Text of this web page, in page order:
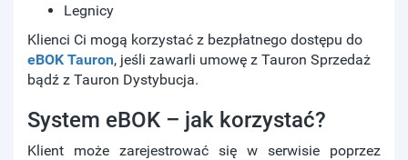
Legnicy
Klienci Ci mogą korzystać z bezpłatnego dostępu do
eBOK Tauron, jeśli zawarli umowę z Tauron Sprzedaż
bądź z Tauron Dystybucja.
System eBOK – jak korzystać?
Klient może zarejestrować się w serwisie poprzez